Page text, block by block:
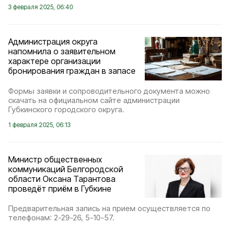
3 февраля 2025, 06:40
Администрация округа
напомнила о заявительном
характере организации
бронирования граждан в запасе
Формы заявки и сопроводительного документа можно
скачать на официальном сайте администрации
Губкинского городского округа.
1 февраля 2025, 06:13
Министр общественных
коммуникаций Белгородской
области Оксана Тарантова
проведёт приём в Губкине
Предварительная запись на прием осуществляется по
телефонам: 2-29-26, 5-10-57.